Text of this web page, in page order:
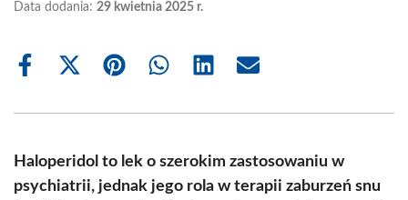
Data dodania: 29 kwietnia 2025 r.
Share
Share
(Twitter)
Share Share Share Share
Haloperidol to lek o szerokim zastosowaniu w
psychiatrii, jednak jego rola w terapii zaburzeń snu